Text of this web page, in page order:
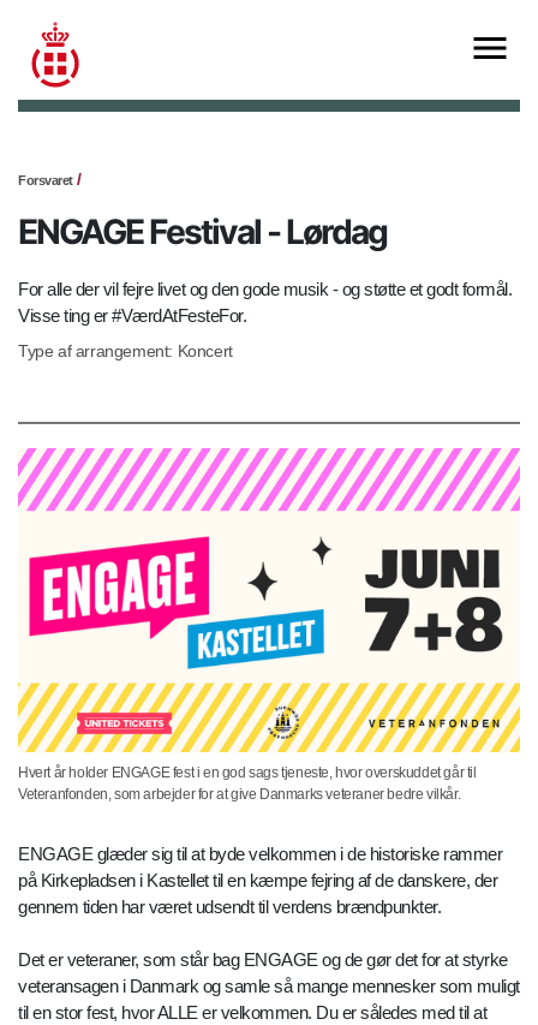
Forsvaret
ENGAGE Festival - Lørdag
For alle der vil fejre livet og den gode musik - og støtte et godt formål.
Visse ting er #VærdAtFesteFor.
Type af arrangement: Koncert
Hvert år holder ENGAGE fest i en god sags tjeneste, hvor overskuddet går til
Veteranfonden, som arbejder for at give Danmarks veteraner bedre vilkår.
ENGAGE glæder sig til at byde velkommen i de historiske rammer
på Kirkepladsen i Kastellet til en kæmpe fejring af de danskere, der
gennem tiden har været udsendt til verdens brændpunkter.
Det er veteraner, som står bag ENGAGE og de gør det for at styrke
veteransagen i Danmark og samle så mange mennesker som muligt
til en stor fest, hvor ALLE er velkommen. Du er således med til at